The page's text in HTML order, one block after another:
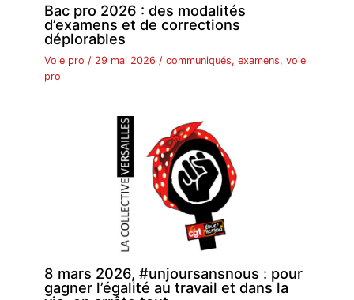
Bac pro 2026 : des modalités
d’examens et de corrections
déplorables
Voie pro / 29 mai 2026/communiqués,examens,voie
pro
8 mars 2026, #unjoursansnous : pour
gagner l’égalité au travail et dans la